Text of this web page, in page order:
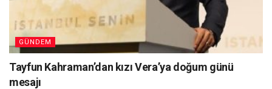
GÜNDEM
Tayfun Kahraman’dan kızı Vera’ya doğum günü
mesajı